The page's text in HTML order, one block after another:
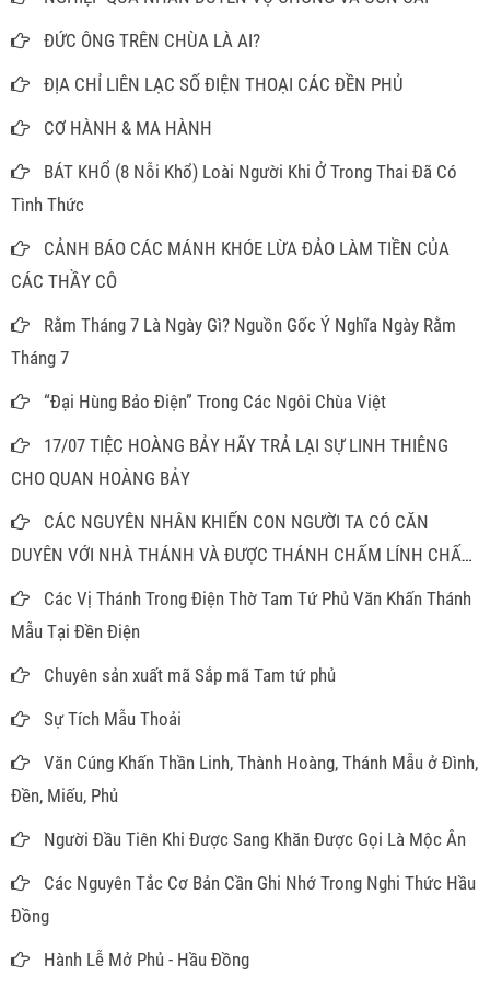
ĐỨC ÔNG TRÊN CHÙA LÀ AI?
ĐỊA CHỈ LIÊN LẠC SỐ ĐIỆN THOẠI CÁC ĐỀN PHỦ
CƠ HÀNH & MA HÀNH
BÁT KHỔ (8 Nỗi Khổ) Loài Người Khi Ở Trong Thai Đã Có
Tình Thức
CẢNH BÁO CÁC MÁNH KHÓE LỪA ĐẢO LÀM TIỀN CỦA
CÁC THẦY CÔ
Rằm Tháng 7 Là Ngày Gì? Nguồn Gốc Ý Nghĩa Ngày Rằm
Tháng 7
“Đại Hùng Bảo Điện” Trong Các Ngôi Chùa Việt
17/07 TIỆC HOÀNG BẢY HÃY TRẢ LẠI SỰ LINH THIÊNG
CHO QUAN HOÀNG BẢY
CÁC NGUYÊN NHÂN KHIẾN CON NGƯỜI TA CÓ CĂN
DUYÊN VỚI NHÀ THÁNH VÀ ĐƯỢC THÁNH CHẤM LÍNH CHẤM
ĐỒNGCác Vị Thánh Trong Điện Thờ Tam Tứ Phủ Văn Khấn Thánh
Mẫu Tại Đền Điện
Chuyên sản xuất mã Sắp mã Tam tứ phủ
Sự Tích Mẫu Thoải
Văn Cúng Khấn Thần Linh, Thành Hoàng, Thánh Mẫu ở Đình,
Đền, Miếu, Phủ
Người Đầu Tiên Khi Được Sang Khăn Được Gọi Là Mộc Ân
Các Nguyên Tắc Cơ Bản Cần Ghi Nhớ Trong Nghi Thức Hầu
Đồng
Hành Lễ Mở Phủ - Hầu Đồng